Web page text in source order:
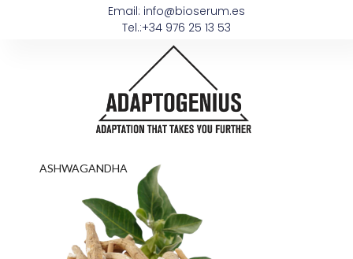
Email: info@bioserum.es
Tel.:+34 976 25 13 53
ASHWAGANDHA